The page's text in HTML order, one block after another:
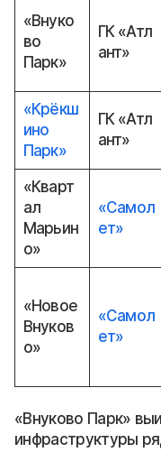
«Внуко
во
Парк»
ГК «Атл
ант»
«Крёкш
ино
Парк»
ГК «Атл
ант»
«Кварт
ал
Марьин
о»
«Самол
ет»
«Новое
Внуков
о»
«Самол
ет»
«Внуково Парк»
инфраструктуры